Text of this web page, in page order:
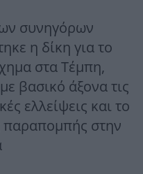
συνηγόρων
η δίκη για το
στα Τέμπη,
βασικό άξονα τις
ελλείψεις και το
παραπομπής στην